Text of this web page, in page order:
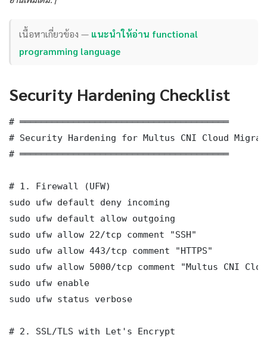
เนื้อหาเกี่ยวข้อง — แนะนำให้อ่าน functional
programming language
Security Hardening Checklist
# ═══════════════════════════════════════
# Security Hardening for Multus CNI Cloud
# ═══════════════════════════════════════
# 1. Firewall (UFW)
sudo ufw default deny incoming
sudo ufw default allow outgoing
sudo ufw allow 22/tcp comment "SSH"
sudo ufw allow 443/tcp comment "HTTPS"
sudo ufw allow 5000/tcp comment "Multus CNI
sudo ufw enable
sudo ufw status verbose
# 2. SSL/TLS with Let's Encrypt